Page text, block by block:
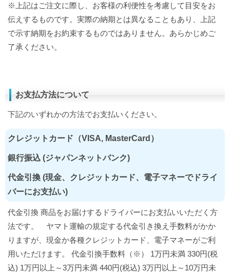
※上記はご注文に際し、お客様の利便性を考慮して目安をお
伝えするものです。実際の納期とは異なることもあり、上記
で示す納期をお約束するものではありません。あらかじめご
了承ください。
お支払方法について
下記のいずれかの方法でお支払いください。
クレジットカード（VISA, MasterCard）
銀行振込 (ジャパンネットバンク)
代金引換 (現金、クレジットカード、電子マネーでドライ
バーにお支払い)
代金引換 商品をお届けするドライバーにお支払いいただく方
法です。 ヤマト運輸の規定する代金引き換え手数料がかか
りますが、現金か各種クレジットカード、電子マネーがご利
用いただけます。 代金引換手数料（※） 1万円未満 330円(税
込) 1万円以上～3万円未満 440円(税込) 3万円以上～10万円未